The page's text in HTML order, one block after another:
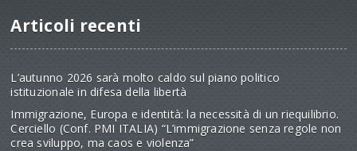
Articoli recenti
L’autunno 2026 sarà molto caldo sul piano politico
istituzionale in difesa della libertà
Immigrazione, Europa e identità: la necessità di un riequilibrio.
Cerciello (Conf. PMI ITALIA) “L’immigrazione senza regole non
crea sviluppo, ma caos e violenza”